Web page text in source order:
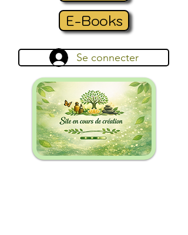
E-Books
Se connecter